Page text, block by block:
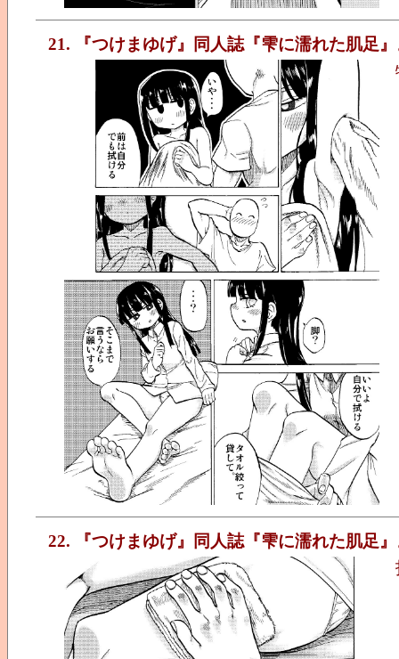
21. 『つけまゆげ』同人誌『雫に濡れた肌足
22. 『つけまゆげ』同人誌『雫に濡れた肌足